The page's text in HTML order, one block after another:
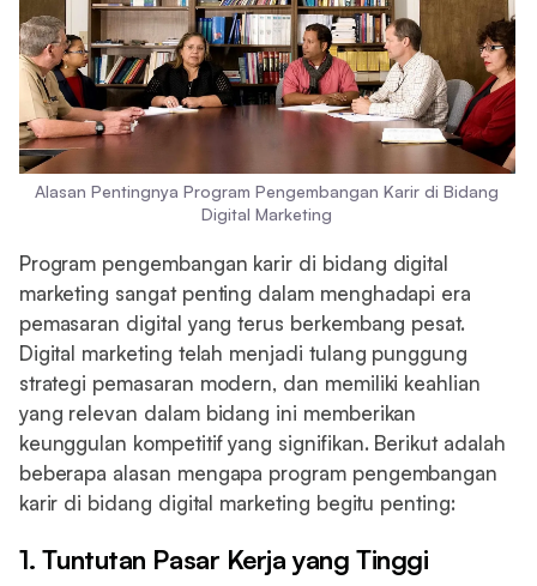
Alasan Pentingnya Program Pengembangan Karir di Bidang
Digital Marketing
Program pengembangan karir di bidang digital
marketing sangat penting dalam menghadapi era
pemasaran digital yang terus berkembang pesat.
Digital marketing telah menjadi tulang punggung
strategi pemasaran modern, dan memiliki keahlian
yang relevan dalam bidang ini memberikan
keunggulan kompetitif yang signifikan. Berikut adalah
beberapa alasan mengapa program pengembangan
karir di bidang digital marketing begitu penting:
1. Tuntutan Pasar Kerja yang Tinggi